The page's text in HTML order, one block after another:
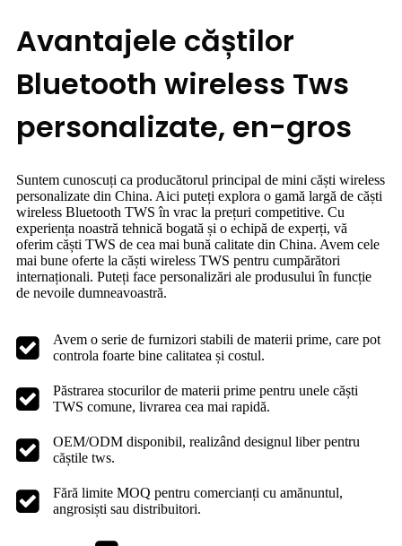
Avantajele căștilor
Bluetooth wireless Tws
personalizate, en-gros
Suntem cunoscuți ca producătorul principal de mini căști wireless
personalizate din China. Aici puteți explora o gamă largă de căști
wireless Bluetooth TWS în vrac la prețuri competitive. Cu
experiența noastră tehnică bogată și o echipă de experți, vă
oferim căști TWS de cea mai bună calitate din China. Avem cele
mai bune oferte la căști wireless TWS pentru cumpărători
internaționali. Puteți face personalizări ale produsului în funcție
de nevoile dumneavoastră.
Avem o serie de furnizori stabili de materii prime, care pot
controla foarte bine calitatea și costul.
Păstrarea stocurilor de materii prime pentru unele căști
TWS comune, livrarea cea mai rapidă.
OEM/ODM disponibil, realizând designul liber pentru
căștile tws.
Fără limite MOQ pentru comercianți cu amănuntul,
angrosiști ​​sau distribuitori.